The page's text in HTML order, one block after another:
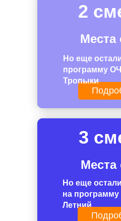
2
Места
3
Места
Но еще
на
Летний
Но еще
программу
Тропыки